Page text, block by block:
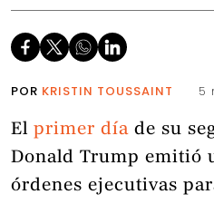
POR KRISTIN TOUSSAINT 5
El primer día de su
Donald Trump emitió
órdenes ejecutivas